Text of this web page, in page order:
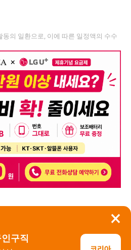
×
구직
의 일환으로, 이에 따른 일정액의 수수